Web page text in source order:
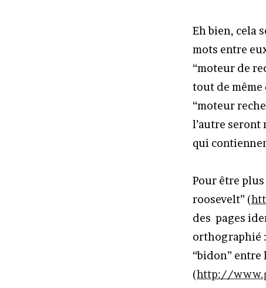
Eh bien, cela
mots entre
“moteur de
tout de même
“moteur
l’autre seront
qui
Pour être
roosevelt” (
des pages
orthographié
“bidon” entre
(http://